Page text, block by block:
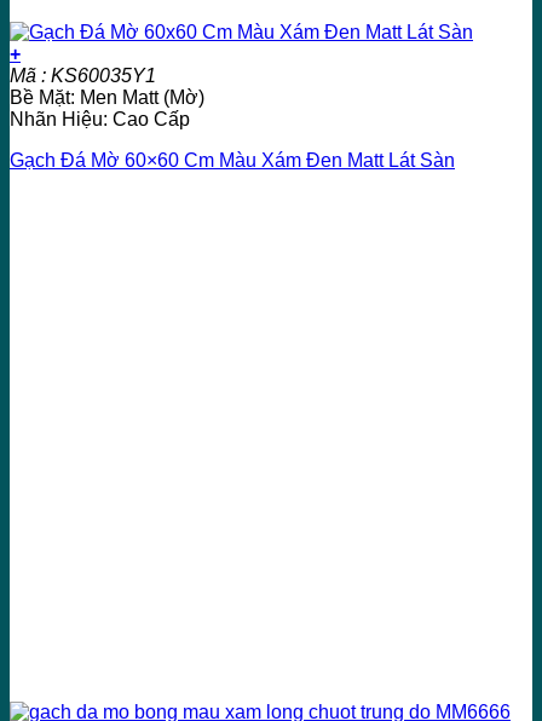
+
Mã : KS60035Y1
Bề Mặt: Men Matt (Mờ)
Nhãn Hiệu: Cao Cấp
Gạch Đá Mờ 60×60 Cm Màu Xám Đen Matt Lát Sàn